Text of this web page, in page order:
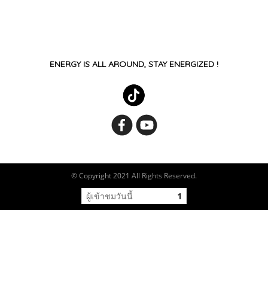
ENERGY IS ALL AROUND, STAY ENERGIZED !
© Copyright 2021 All Rights Reserved.
ผู้เข้าชมวันนี้ 1